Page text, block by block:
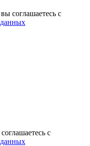
соглашаетесь с
с